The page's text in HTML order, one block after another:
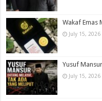
Wakaf Emas
July 15, 2026
Yusuf
July 15, 2026